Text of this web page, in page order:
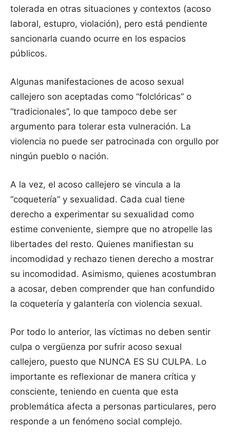
tolerada en otras situaciones y contextos (acoso
laboral, estupro, violación), pero está pendiente
sancionarla cuando ocurre en los espacios
públicos.
Algunas manifestaciones de acoso sexual
callejero son aceptadas como “folclóricas” o
“tradicionales”, lo que tampoco debe ser
argumento para tolerar esta vulneración. La
violencia no puede ser patrocinada con orgullo por
ningún pueblo o nación.
A la vez, el acoso callejero se vincula a la
“coquetería” y sexualidad. Cada cual tiene
derecho a experimentar su sexualidad como
estime conveniente, siempre que no atropelle las
libertades del resto. Quienes manifiestan su
incomodidad y rechazo tienen derecho a mostrar
su incomodidad. Asimismo, quienes acostumbran
a acosar, deben comprender que han confundido
la coquetería y galantería con violencia sexual.
Por todo lo anterior, las víctimas no deben sentir
culpa o vergüenza por sufrir acoso sexual
callejero, puesto que NUNCA ES SU CULPA. Lo
importante es reflexionar de manera crítica y
consciente, teniendo en cuenta que esta
problemática afecta a personas particulares, pero
responde a un fenómeno social complejo.